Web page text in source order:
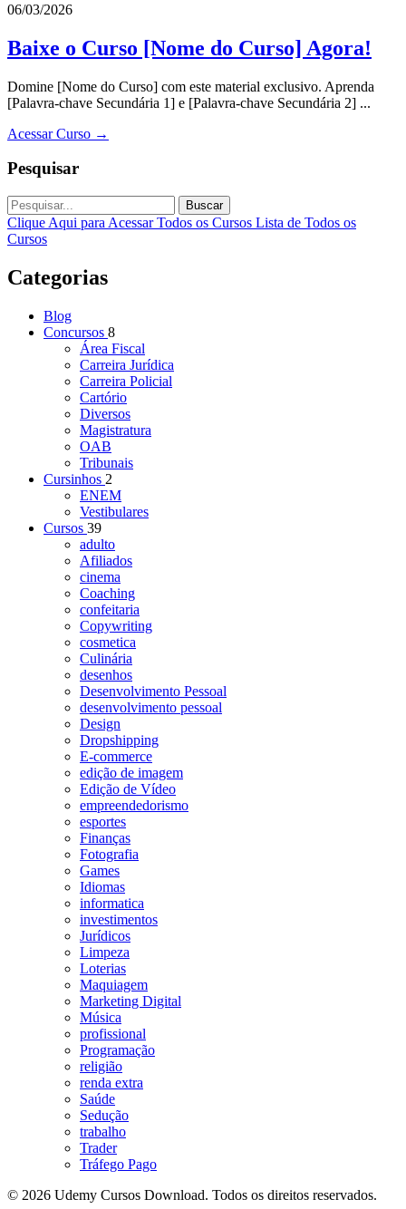
06/03/2026
Baixe o Curso [Nome do Curso] Agora!
Domine [Nome do Curso] com este material exclusivo. Aprenda
[Palavra-chave Secundária 1] e [Palavra-chave Secundária 2] ...
Acessar Curso →
Pesquisar
Buscar
Clique Aqui para Acessar Todos os Cursos Lista de Todos os
Cursos
Categorias
Blog
Concursos 8
Área Fiscal
Carreira Jurídica
Carreira Policial
Cartório
Diversos
Magistratura
OAB
Tribunais
Cursinhos 2
ENEM
Vestibulares
Cursos 39
adulto
Afiliados
cinema
Coaching
confeitaria
Copywriting
cosmetica
Culinária
desenhos
Desenvolvimento Pessoal
desenvolvimento pessoal
Design
Dropshipping
E-commerce
edição de imagem
Edição de Vídeo
empreendedorismo
esportes
Finanças
Fotografia
Games
Idiomas
informatica
investimentos
Jurídicos
Limpeza
Loterias
Maquiagem
Marketing Digital
Música
profissional
Programação
religião
renda extra
Saúde
Sedução
trabalho
Trader
Tráfego Pago
© 2026 Udemy Cursos Download. Todos os direitos reservados.